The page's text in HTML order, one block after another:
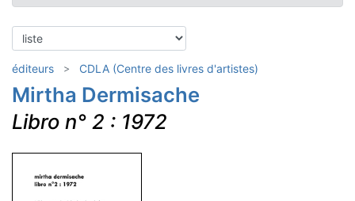
éditeurs CDLA (Centre des livres d'artistes)
Mirtha Dermisache
Libro n° 2 : 1972